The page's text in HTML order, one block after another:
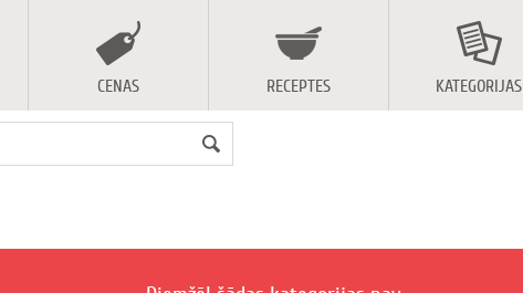
CENAS RECEPTES KATEGORIJAS